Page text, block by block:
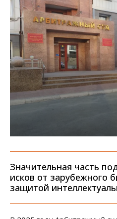
Значительная часть
исков от зарубежного
защитой